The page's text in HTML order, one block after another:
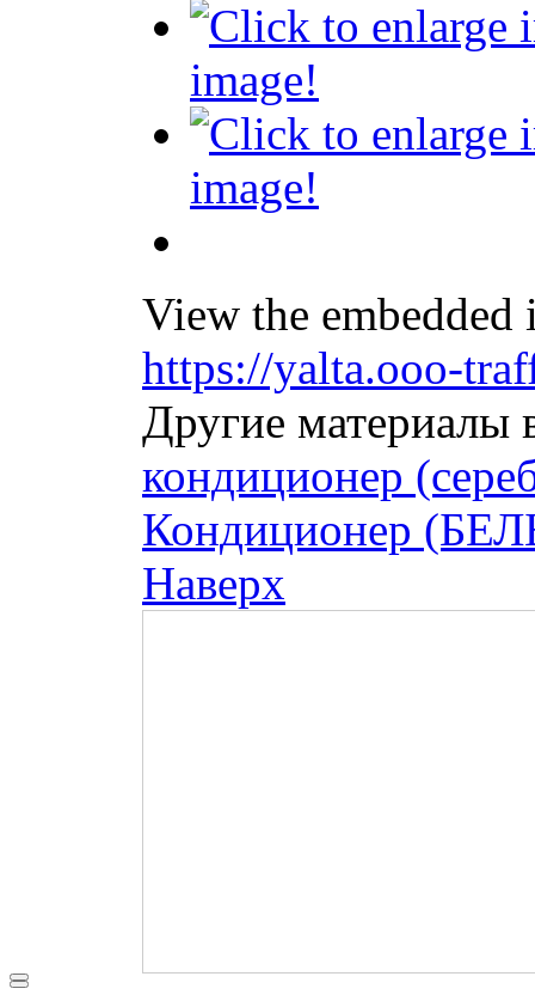
image!
image!
View the
https://yalta.ooo-
Другие материалы
кондиционер
Кондиционер
Наверх